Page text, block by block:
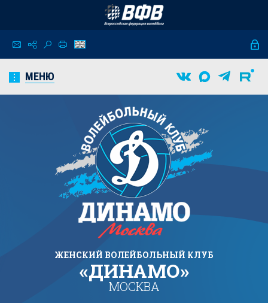
МЕНЮ
ЖЕНСКИЙ ВОЛЕЙБОЛЬНЫЙ КЛУБ
«ДИНАМО»
МОСКВА